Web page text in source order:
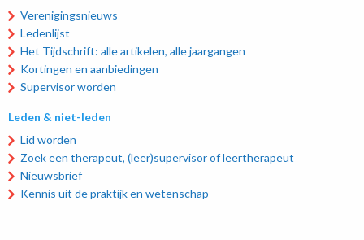
Verenigingsnieuws
Ledenlijst
Het Tijdschrift: alle artikelen, alle jaargangen
Kortingen en aanbiedingen
Supervisor worden
Leden & niet-leden
Lid worden
Zoek een therapeut, (leer)supervisor of leertherapeut
Nieuwsbrief
Kennis uit de praktijk en wetenschap